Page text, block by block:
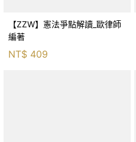
【ZZW】憲法爭點解讀_歐律師
編著
NT$ 409